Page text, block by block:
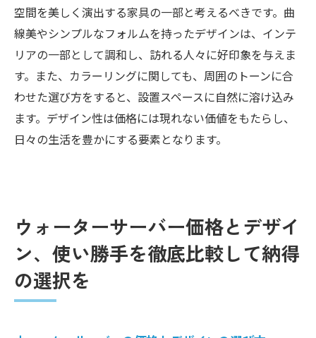
空間を美しく演出する家具の一部と考えるべきです。曲
線美やシンプルなフォルムを持ったデザインは、インテ
リアの一部として調和し、訪れる人々に好印象を与えま
す。また、カラーリングに関しても、周囲のトーンに合
わせた選び方をすると、設置スペースに自然に溶け込み
ます。デザイン性は価格には現れない価値をもたらし、
日々の生活を豊かにする要素となります。
ウォーターサーバー価格とデザイ
ン、使い勝手を徹底比較して納得
の選択を